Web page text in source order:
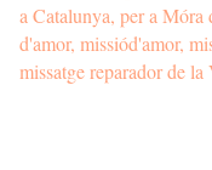
a Catalunya, per a Móra
d'amor, missiód'amor,
missatge reparador de la